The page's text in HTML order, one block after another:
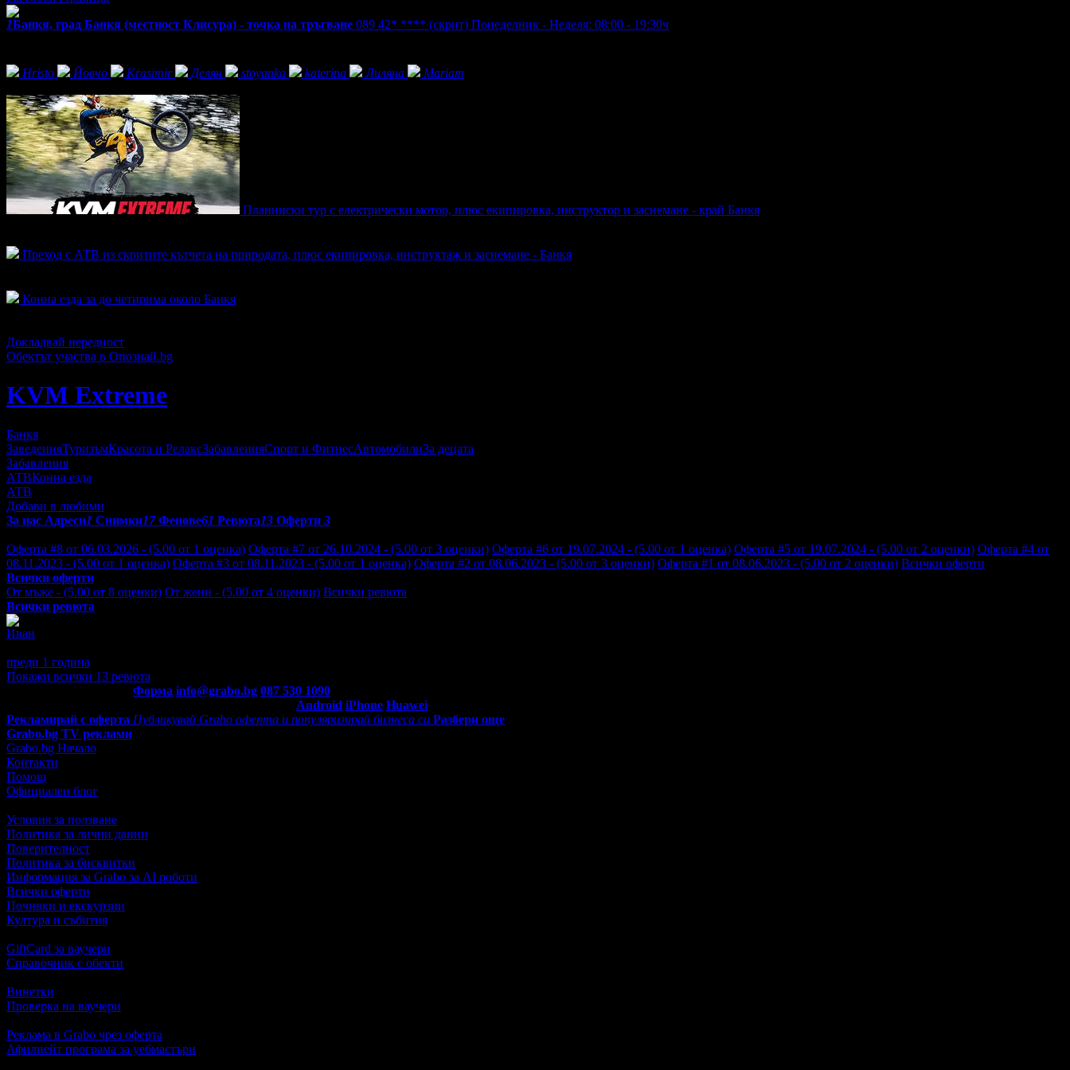
1Банкя, град Банкя (местност Клисура) - точка на тръгване 089 42* **** (скрит) Понеделник - Неделя: 08:00 - 19:30ч
Hristo
Йовчо Krasimir Делян stoyanka katerina Лиляна
Mariam
Планински тур с електрически мотор, плюс екипировка, инструктор и заснемане - край Банкя
Преход с АТВ из скритите кътчета на природата, плюс екипировка, инструктаж и заснемане - Банкя
Конна езда за до четирима около Банкя
Докладвай нередност
Обектът участва в Опознай.bg
KVM Extreme
Банкя
ЗаведенияТуризъмКрасота и РелаксЗабавленияСпорт и ФитнесАвтомобилиЗа децата
Забавления
АТВКонна езда
АТВ
Добави в любими
За нас Адреси1 Снимки17 Фенове61 Ревюта13 Оферти 3
Оферта #8 от 06.03.2026 - (5.00 от 1 оценка) Оферта #7 от 26.10.2024 - (5.00 от 3 оценки) Оферта #6 от 19.07.2024 - (5.00 от 1 оценка) Оферта #5 от 19.07.2024 - (5.00 от 2 оценки) Оферта #4 от
08.11.2023 - (5.00 от 1 оценка) Оферта #3 от 08.11.2023 - (5.00 от 1 оценка) Оферта #2 от 08.06.2023 - (5.00 от 3 оценки) Оферта #1 от 08.06.2023 - (5.00 от 2 оценки) Всички оферти
Всички оферти
От мъже - (5.00 от 8 оценки) От жени - (5.00 от 4 оценки) Всички ревюта
Всички ревюта
Иван
преди 1 година
Покажи всички 13 ревюта
Форма info@grabo.bg 087 530 1090
Android iPhone Huawei
Рекламирай с оферта Публикувай Grabo оферта и популяризирай бизнеса си Разбери още
Grabo.bg TV реклами
Grabo.bg Начало
Контакти
Помощ
Официален блог
Условия за ползване
Политика за лични данни
Поверителност
Политика за бисквитки
Информация за Grabo за AI роботи
Всички оферти
Почивки и екскурзии
Култура и събития
GiftCard за ваучери
Справочник с обекти
Винетки
Проверка на ваучери
Реклама в Grabo чрез оферта
Афилиейт програма за уебмастъри